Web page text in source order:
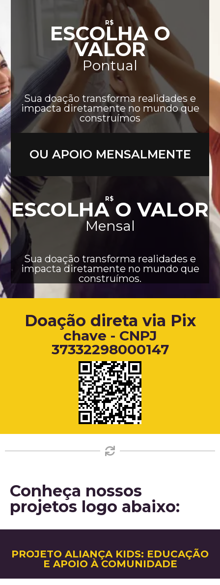
R$
ESCOLHA O
VALOR
Pontual
Sua doação transforma realidades e
impacta diretamente no mundo que
construímos
OU APOIO MENSALMENTE
R$
ESCOLHA O VALOR
Mensal
Sua doação transforma realidades e
impacta diretamente no mundo que
construímos.
Doação direta via Pix
chave - CNPJ
37332298000147
Conheça nossos
projetos logo abaixo:
PROJETO ALIANÇA KIDS: EDUCAÇÃO
E APOIO À COMUNIDADE